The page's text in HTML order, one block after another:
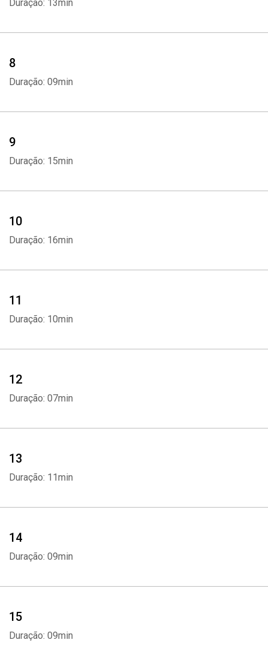
Duração: 13min
8
Duração: 09min
9
Duração: 15min
10
Duração: 16min
11
Duração: 10min
12
Duração: 07min
13
Duração: 11min
14
Duração: 09min
15
Duração: 09min